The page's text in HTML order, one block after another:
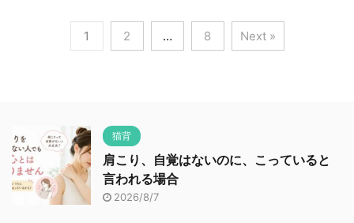
1 2 … 8 Next »
猫背
肩こり、自覚はないのに、こっていると
言われる場合
2026/8/7